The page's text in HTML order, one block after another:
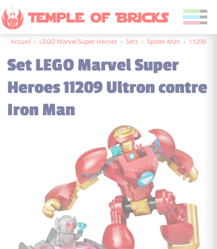
Accueil › LEGO Marvel Super Heroes › Sets › Spider-Man › 11209
Set LEGO Marvel Super
Heroes 11209 Ultron contre
Iron Man